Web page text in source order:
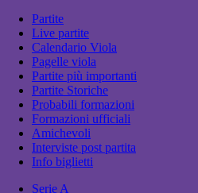
Partite
Live partite
Calendario Viola
Pagelle viola
Partite più importanti
Partite Storiche
Probabili formazioni
Formazioni ufficiali
Amichevoli
Interviste post partita
Info biglietti
Serie A